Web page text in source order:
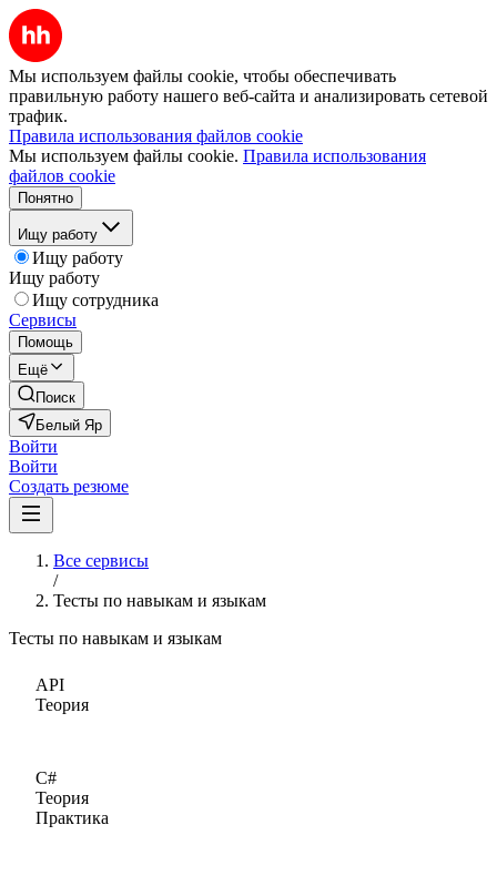
Мы используем файлы cookie, чтобы обеспечивать
правильную работу нашего веб-сайта и анализировать сетевой
трафик.
Правила использования файлов cookie
Мы используем файлы cookie. Правила использования
файлов cookie
Понятно
Ищу работу
Ищу работу
Ищу работу
Ищу сотрудника
Сервисы
Помощь
Ещё
Поиск
Белый Яр
Войти
Войти
Создать резюме
Все сервисы
/
Тесты по навыкам и языкам
Тесты по навыкам и языкам
API
Теория
C#
Теория
Практика